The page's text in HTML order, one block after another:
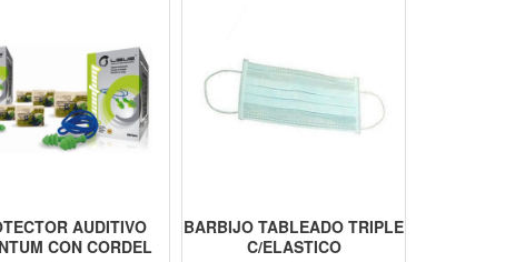
AUDITIVO
CON CORDEL
BARBIJO TABLEADO TRIPLE
C/ELASTICO